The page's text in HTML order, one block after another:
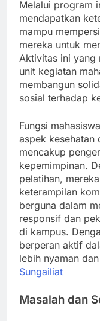
Melalui program
mendapatkan
mampu
mereka untuk
Aktivitas ini yang
unit kegiatan
membangun
sosial terhadap
Fungsi
aspek kesehatan
mencakup
kepemimpinan.
pelatihan,
keterampilan
berguna dalam
responsif dan
di kampus.
berperan aktif
lebih nyaman
Sungailiat
Masalah dan